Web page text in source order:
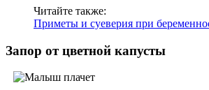
Читайте также:
Приметы и суеверия при
Запор от цветной капусты